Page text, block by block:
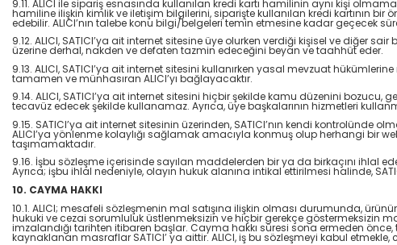
9.11. ALICI ile sipariş esnasında kullanılan kredi kartı hamilinin aynı kişi
hamiline ilişkin kimlik ve iletişim bilgilerini, siparişte kullanılan kredi kartının
edebilir. ALICI’nın talebe konu bilgi/belgeleri temin etmesine kadar geçecek
9.12. ALICI, SATICI’ya ait internet sitesine üye olurken verdiği kişisel ve diğer
üzerine derhal, nakden ve defaten tazmin edeceğini beyan ve taahhüt eder.
9.13. ALICI, SATICI’ya ait internet sitesini kullanırken yasal mevzuat
tamamen ve münhasıran ALICI’yı bağlayacaktır.
9.14. ALICI, SATICI’ya ait internet sitesini hiçbir şekilde kamu düzenini
tecavüz edecek şekilde kullanamaz. Ayrıca, üye başkalarının hizmetleri
9.15. SATICI’ya ait internet sitesinin üzerinden, SATICI’nın kendi
ALICI’ya yönlenme kolaylığı sağlamak amacıyla konmuş olup herhangi bir
taşımamaktadır.
9.16. İşbu sözleşme içerisinde sayılan maddelerden bir ya da birkaçını ihlal
Ayrıca; işbu ihlal nedeniyle, olayın hukuk alanına intikal ettirilmesi halinde,
10. CAYMA HAKKI
10.1. ALICI; mesafeli sözleşmenin mal satışına ilişkin olması durumunda,
hukuki ve cezai sorumluluk üstlenmeksizin ve hiçbir gerekçe göstermeksizin
imzalandığı tarihten itibaren başlar. Cayma hakkı süresi sona ermeden
kaynaklanan masraflar SATICI’ ya aittir. ALICI, iş bu sözleşmeyi kabul